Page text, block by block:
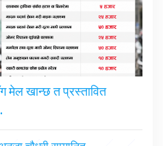
मेल खान्छ त प्रस्तावित